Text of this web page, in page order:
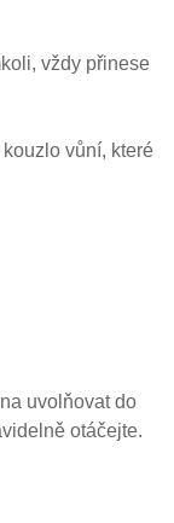
vždy přinese
vůní, které
uvolňovat do
otáčejte.